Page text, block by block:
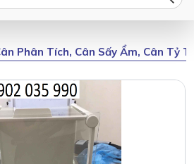
Phân Tích, Cân Sấy Ẩm, Cân Tỷ